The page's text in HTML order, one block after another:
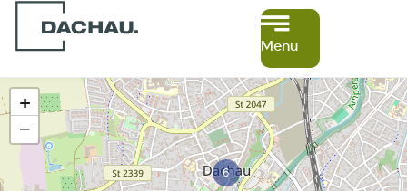
Menu
6
+
−